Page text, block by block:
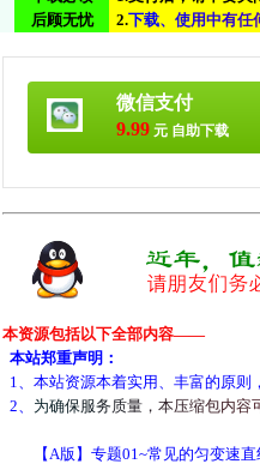
后顾无忧
2.下载、 使用中有任
微信支付
9.99 元 自助下载
本资源包括以下全部内容——
本站郑重声明：
1、本站资源本着实用、丰富的原则
2、 为确保服务质量 ， 本压缩包内容
【A版】专题01~常见的匀变速直